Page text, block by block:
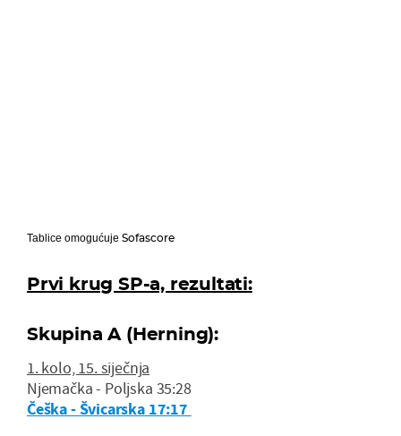
Tablice omogućuje Sofascore
Prvi krug SP-a, rezultati:
Skupina A (Herning):
1. kolo, 15. siječnja
Njemačka - Poljska 35:28
Češka - Švicarska 17:17